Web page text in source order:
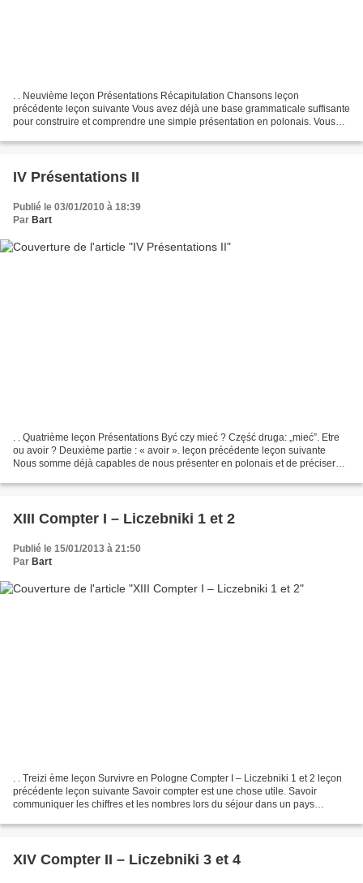
. . Neuvième leçon Présentations Récapitulation Chansons leçon
précédente leçon suivante Vous avez déjà une base grammaticale suffisante
pour construire et comprendre une simple présentation en polonais. Vous
IV Présentations II
Publié le 03/01/2010 à 18:39
Par Bart
. . Quatrième leçon Présentations Być czy mieć ? Część druga: „mieć”. Etre
ou avoir ? Deuxième partie : « avoir ». leçon précédente leçon suivante
Nous somme déjà capables de nous présenter en polonais et de préciser
XIII Compter I – Liczebniki 1 et 2
Publié le 15/01/2013 à 21:50
Par Bart
. . Treizi ème leçon Survivre en Pologne Compter I – Liczebniki 1 et 2 leçon
précédente leçon suivante Savoir compter est une chose utile. Savoir
communiquer les chiffres et les nombres lors du séjour dans un pays
XIV Compter II – Liczebniki 3 et 4